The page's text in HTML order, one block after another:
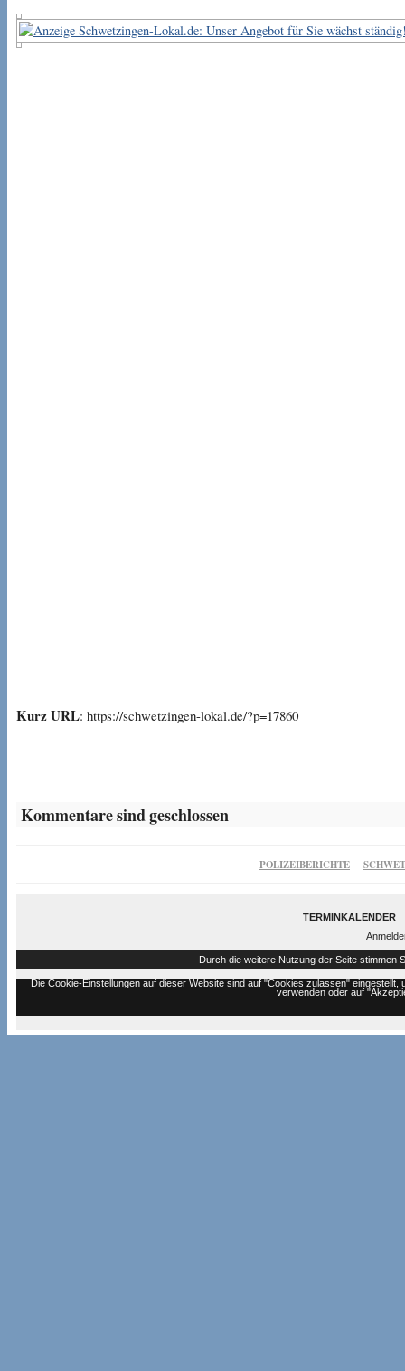
Kurz URL: https://schwetzingen-lokal.de/?p=17860
Kommentare sind geschlossen
POLIZEIBERICHTE
TERMINKALENDER
Durch die weitere Nutzung der Seite stimmen
Die Cookie-Einstellungen auf dieser Website sind auf "Cookies zulassen"
verwenden oder auf